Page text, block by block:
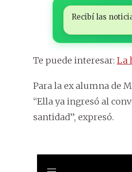
Recibí las
Te puede interesar: La
Para la ex alumna de
“Ella ya ingresó al
santidad”, expresó.